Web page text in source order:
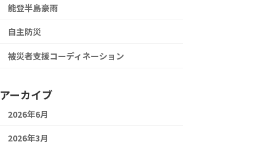
能登半島豪雨
自主防災
被災者支援コーディネーション
アーカイブ
2026年6月
2026年3月